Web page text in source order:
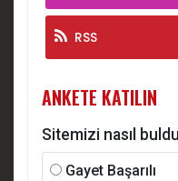
RSS
ANKETE KATILIN
Sitemizi nasıl
Gayet Başarılı